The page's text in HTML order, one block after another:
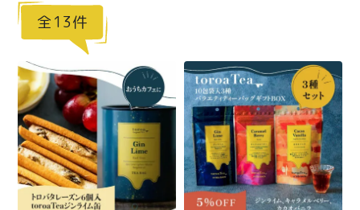
セット
お中元
紅茶toroaTea
焼き菓子
とろ生チーズケーキ
濃抹茶とろ生ガトーシ
ョコラ
とろ生シュー
クッキー缶
紅茶toroaTeaギフト
13